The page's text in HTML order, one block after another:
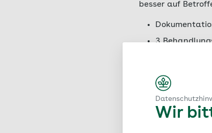
Wir
besser auf
3
Entspannung,